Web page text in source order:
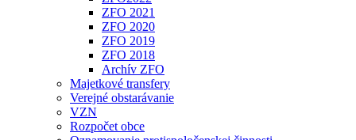
ZFO 2021
ZFO 2020
ZFO 2019
ZFO 2018
Archív ZFO
Majetkové transfery
Verejné obstarávanie
VZN
Rozpočet obce